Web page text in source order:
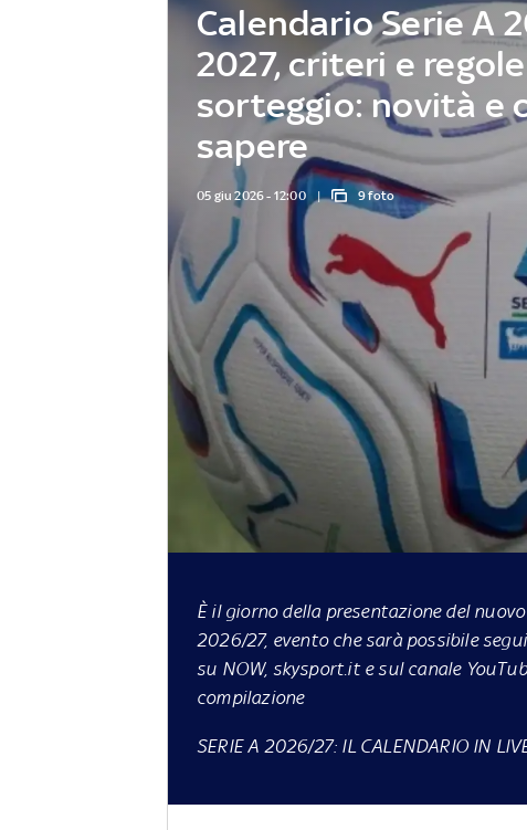
Calendario Serie A
2027, criteri e
sorteggio: novità e
sapere
05 giu 2026 - 12:00 9 foto
È il giorno della presentazione del
2026/27, evento che sarà possibile
su NOW, skysport.it e sul canale
compilazione
SERIE A 2026/27: IL CALENDARIO IN